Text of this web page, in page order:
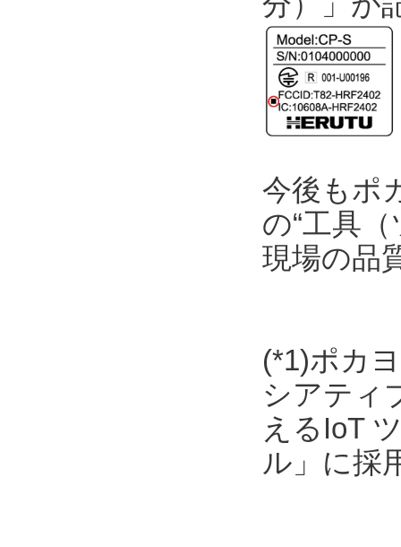
今後もポ
の“工具
現場の品
(*1)ポカ
シアティ
えるIoT
ル」に採